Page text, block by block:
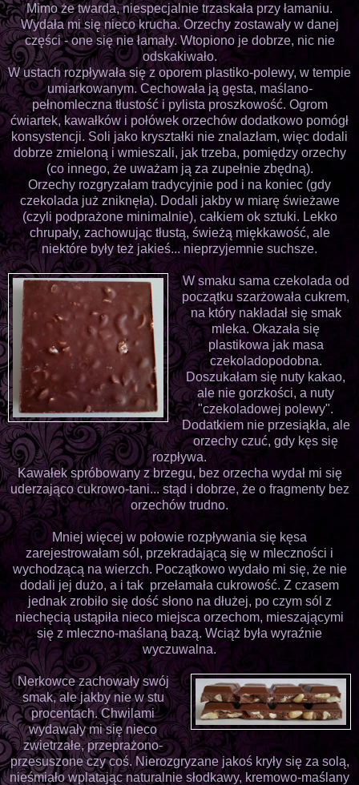
Mimo że twarda, niespecjalnie trzaskała przy łamaniu.
Wydała mi się nieco krucha. Orzechy zostawały w danej
części - one się nie łamały. Wtopiono je dobrze, nic nie
odskakiwało.
W ustach rozpływała się z oporem plastiko-polewy, w tempie
umiarkowanym. Cechowała ją gęsta, maślano-
pełnomleczna tłustość i pylista proszkowość. Ogrom
ćwiartek, kawałków i połówek orzechów dodatkowo pomógł
konsystencji. Soli jako kryształki nie znalazłam, więc dodali
dobrze zmieloną i wmieszali, jak trzeba, pomiędzy orzechy
(co innego, że uważam ją za zupełnie zbędną).
Orzechy rozgryzałam tradycyjnie pod i na koniec (gdy
czekolada już zniknęła). Dodali jakby w miarę świeżawe
(czyli podprażone minimalnie), całkiem ok sztuki. Lekko
chrupały, zachowując tłustą, świeżą miękkawość, ale
niektóre były też jakieś... nieprzyjemnie suchsze.
W smaku sama czekolada od
początku szarżowała cukrem,
na który nakładał się smak
mleka. Okazała się
plastikowa jak masa
czekoladopodobna.
Doszukałam się nuty kakao,
ale nie gorzkości, a nuty
"czekoladowej polewy".
Dodatkiem nie przesiąkła, ale
orzechy czuć, gdy kęs się
rozpływa.
Kawałek spróbowany z brzegu, bez orzecha wydał mi się
uderzająco cukrowo-tani... stąd i dobrze, że o fragmenty bez
orzechów trudno.
Mniej więcej w połowie rozpływania się kęsa
zarejestrowałam sól, przekradającą się w mleczności i
wychodzącą na wierzch. Początkowo wydało mi się, że nie
dodali jej dużo, a i tak przełamała cukrowość. Z czasem
jednak zrobiło się dość słono na dłużej, po czym sól z
niechęcią ustąpiła nieco miejsca orzechom, mieszającymi
się z mleczno-maślaną bazą. Wciąż była wyraźnie
wyczuwalna.
Nerkowce zachowały swój
smak, ale jakby nie w stu
procentach. Chwilami
wydawały mi się nieco
zwietrzałe, przeprażono-
przesuszone czy coś. Nierozgryzane jakoś kryły się za solą,
nieśmiało wplatając naturalnie słodkawy, kremowo-maślany